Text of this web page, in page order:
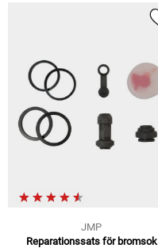
JMP
Reparationssats för bromsok